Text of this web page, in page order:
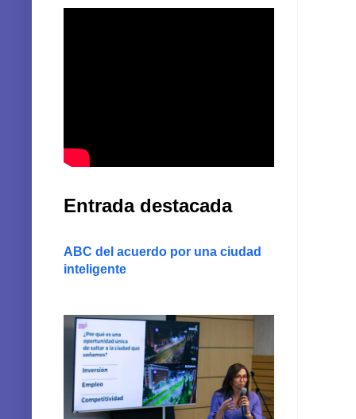
Entrada destacada
ABC del acuerdo por una ciudad
inteligente